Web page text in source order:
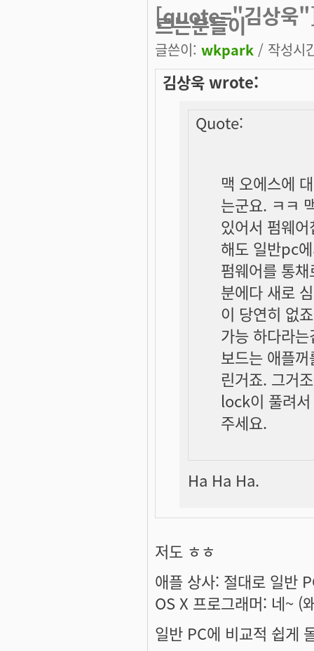
[quote="김상욱
르는분들이
글쓴이: wkpark / 작성시
김상욱 wrote:
Quote:
맥 오에스에
는군요. ㅋㅋ
있어서 펌웨
해도 일반pc
펌웨어를 통
분에다 새로
이 당연히 없
가능 하다라
보드는 애플
린거죠. 그거
lock이 풀려
주세요.
Ha Ha Ha.
저도 ㅎㅎ
애플 상사: 절대로 일반
OS X 프로그래머: 네~ (
일반 PC에 비교적 쉽게